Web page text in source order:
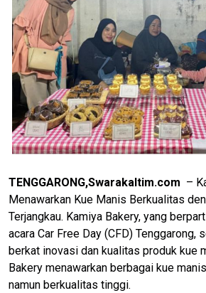
TENGGARONG,Swarakaltim.com –
Menawarkan Kue Manis Berkualitas
Terjangkau. Kamiya Bakery, yang
acara Car Free Day (CFD) Tenggarong,
berkat inovasi dan kualitas produk kue
Bakery menawarkan berbagai kue
namun berkualitas tinggi.